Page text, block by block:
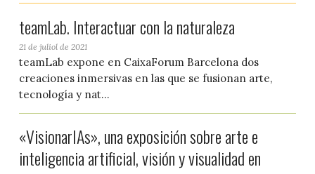
teamLab. Interactuar con la naturaleza
21 de juliol de 2021
teamLab expone en CaixaForum Barcelona dos
creaciones inmersivas en las que se fusionan arte,
tecnología y nat...
«VisionarIAs», una exposición sobre arte e
inteligencia artificial, visión y visualidad en